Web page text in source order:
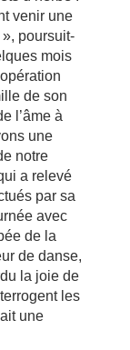
venir une
poursuit-
mois
de son
l’âme à
une
notre
a relevé
par sa
avec
de la
de danse,
la joie de
les
une